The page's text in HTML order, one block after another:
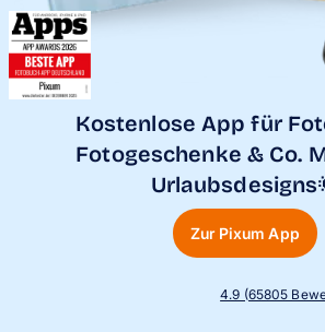
Grußkarten
Handyhüllen
Kostenlose App für
Fotogeschenke & Co.
4.9 (65805
Zur Pixum App